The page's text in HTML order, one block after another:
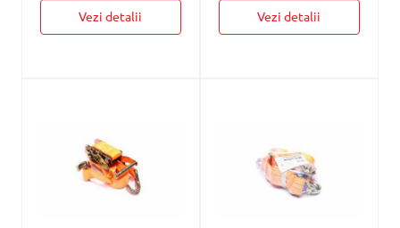
Vezi detalii Vezi detalii